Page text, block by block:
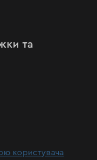
та
користувача